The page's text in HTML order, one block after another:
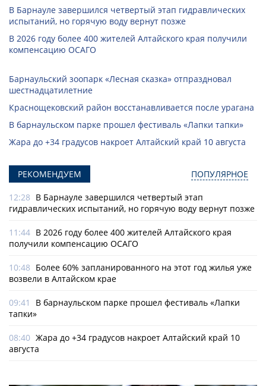
В Барнауле завершился четвертый этап гидравлических
испытаний, но горячую воду вернут позже
В 2026 году более 400 жителей Алтайского края получили
компенсацию ОСАГО
Барнаульский зоопарк «Лесная сказка» отпраздновал
шестнадцатилетние
Краснощековский район восстанавливается после урагана
В барнаульском парке прошел фестиваль «Лапки тапки»
Жара до +34 градусов накроет Алтайский край 10 августа
РЕКОМЕНДУЕМ ПОПУЛЯРНОЕ
12:28 В Барнауле завершился четвертый этап
гидравлических испытаний, но горячую воду вернут позже
11:44 В 2026 году более 400 жителей Алтайского края
получили компенсацию ОСАГО
10:48 Более 60% запланированного на этот год жилья уже
возвели в Алтайском крае
09:41
В барнаульском парке прошел фестиваль «Лапки
тапки»
08:40 Жара до +34 градусов накроет Алтайский край 10
августа